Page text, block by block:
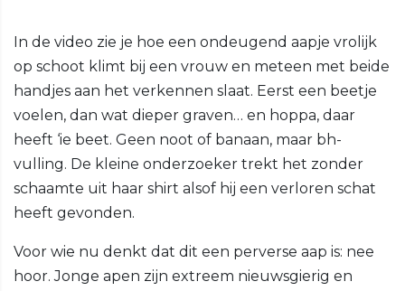
In de video zie je hoe een ondeugend aapje vrolijk
op schoot klimt bij een vrouw en meteen met beide
handjes aan het verkennen slaat. Eerst een beetje
voelen, dan wat dieper graven… en hoppa, daar
heeft ‘ie beet. Geen noot of banaan, maar bh-
vulling. De kleine onderzoeker trekt het zonder
schaamte uit haar shirt alsof hij een verloren schat
heeft gevonden.
Voor wie nu denkt dat dit een perverse aap is: nee
hoor. Jonge apen zijn extreem nieuwsgierig en